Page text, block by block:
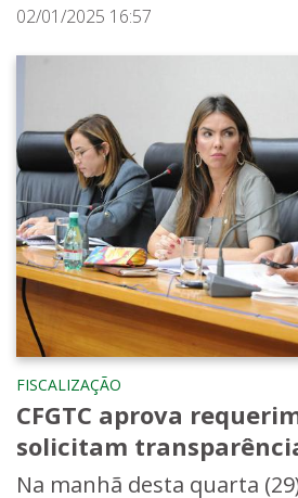
02/01/2025 16:57
FISCALIZAÇÃO
CFGTC aprova
solicitam
Na manhã desta quarta